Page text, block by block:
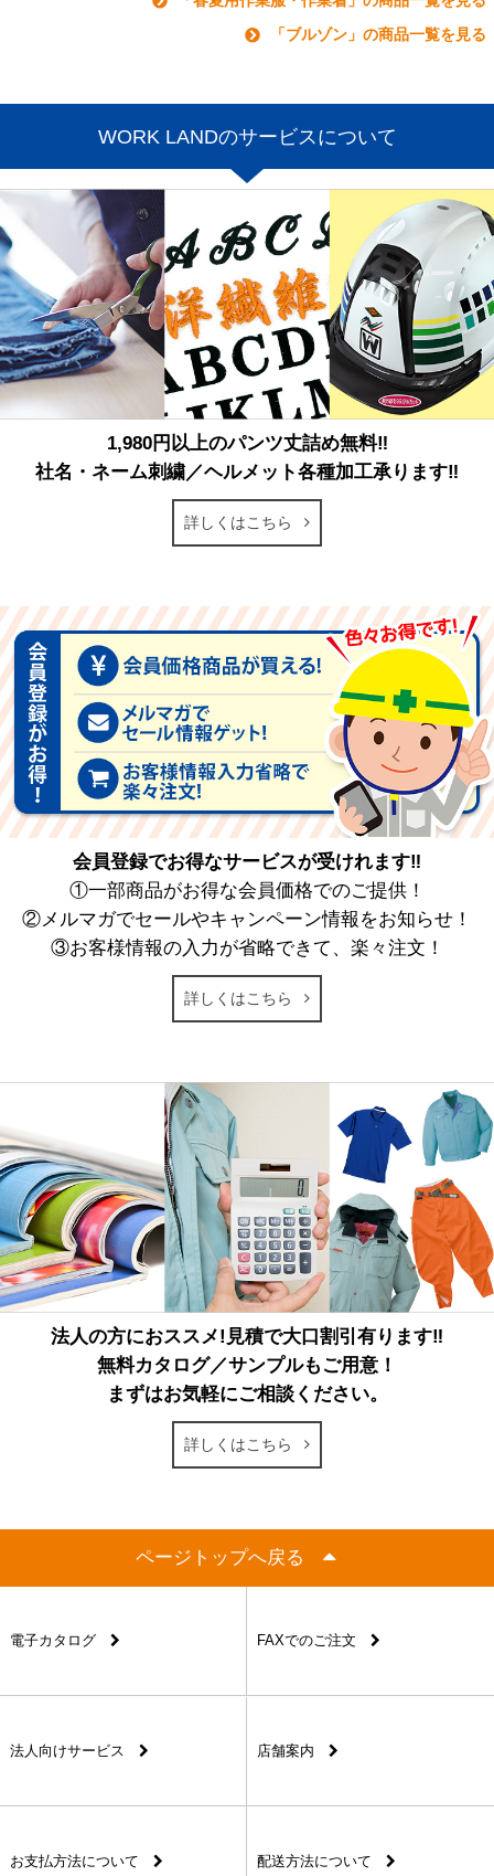
「ブルゾン」の商品一覧を見る
WORK LANDのサービスについて
1,980円以上のパンツ丈詰め無料‼
社名・ネーム刺繍／ヘルメット各種加工承ります‼
詳しくはこちら
会員登録でお得なサービスが受けれます‼
①一部商品がお得な会員価格でのご提供！
②メルマガでセールやキャンペーン情報をお知らせ！
③お客様情報の入力が省略できて、楽々注文！
詳しくはこちら
法人の方におススメ!見積で大口割引有ります‼
無料カタログ／サンプルもご用意！
まずはお気軽にご相談ください。
詳しくはこちら
ページトップへ戻る
電子カタログ FAXでのご注文
法人向けサービス 店舗案内
お支払方法について 配送方法について